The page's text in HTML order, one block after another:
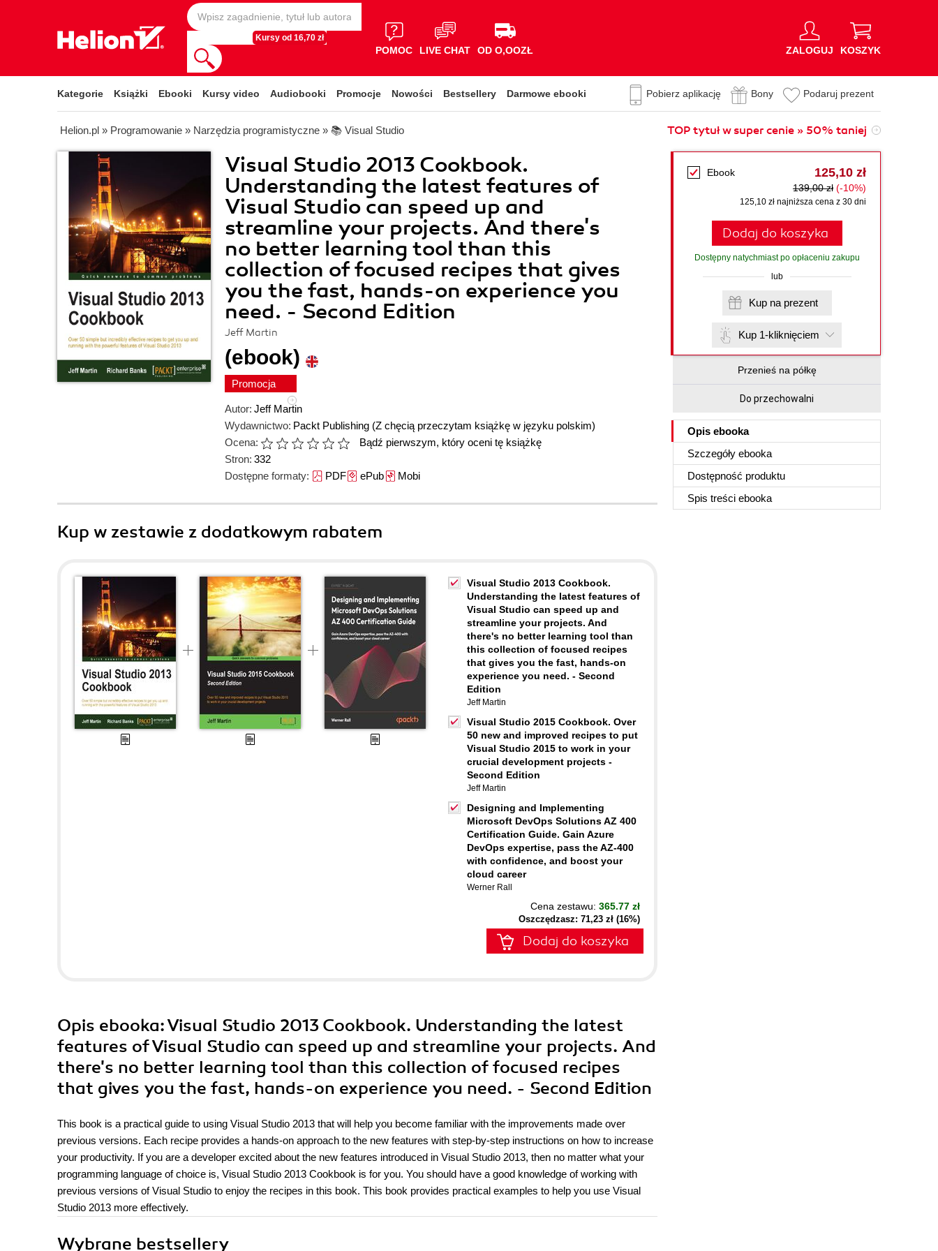
Kursy od 16,70 zł
POMOC LIVE CHAT OD O,OOZŁ ZALOGUJ KOSZYK
Kategorie Książki Ebooki Kursy video Audiobooki Promocje Nowości Bestsellery Darmowe ebooki Pobierz aplikację Bony Podaruj prezent
Helion.pl » Programowanie » Narzędzia programistyczne » 📚 Visual Studio TOP tytuł w super cenie » 50% taniej
Visual Studio 2013 Cookbook.
Understanding the latest features of
Visual Studio can speed up and
streamline your projects. And there's
no better learning tool than this
collection of focused recipes that gives
you the fast, hands-on experience you
need. - Second Edition
Jeff Martin
(ebook)
Promocja
Autor: Jeff Martin
Wydawnictwo: Packt Publishing (Z chęcią przeczytam książkę w języku polskim)
Ocena:
Bądź pierwszym, który oceni tę książkę
Stron: 332
Dostępne formaty: PDFePubMobi
Ebook 125,10 zł
139,00 zł (-10%)
125,10 zł najniższa cena z 30 dni
Dodaj do koszyka
Dostępny natychmiast po opłaceniu zakupu
lub
Kup na prezent
Kup 1-kliknięciem
Przenieś na półkę
Do przechowalni
Opis ebooka
Szczegóły ebooka
Dostępność produktu
Spis treści ebooka
Kup w zestawie z dodatkowym rabatem
Visual Studio 2013 Cookbook.
Understanding the latest features of
Visual Studio can speed up and
streamline your projects. And
there's no better learning tool than
this collection of focused recipes
that gives you the fast, hands-on
experience you need. - Second
Edition
Jeff Martin
Visual Studio 2015 Cookbook. Over
50 new and improved recipes to put
Visual Studio 2015 to work in your
crucial development projects -
Second Edition
Jeff Martin
Designing and Implementing
Microsoft DevOps Solutions AZ 400
Certification Guide. Gain Azure
DevOps expertise, pass the AZ-400
with confidence, and boost your
cloud career
Werner Rall
Cena zestawu: 365.77 zł
Oszczędzasz: 71,23 zł (16%)
Dodaj do koszyka
Opis ebooka: Visual Studio 2013 Cookbook. Understanding the latest
features of Visual Studio can speed up and streamline your projects. And
there's no better learning tool than this collection of focused recipes
that gives you the fast, hands-on experience you need. - Second Edition
This book is a practical guide to using Visual Studio 2013 that will help you become familiar with the improvements made over
previous versions. Each recipe provides a hands-on approach to the new features with step-by-step instructions on how to increase
your productivity. If you are a developer excited about the new features introduced in Visual Studio 2013, then no matter what your
programming language of choice is, Visual Studio 2013 Cookbook is for you. You should have a good knowledge of working with
previous versions of Visual Studio to enjoy the recipes in this book. This book provides practical examples to help you use Visual
Studio 2013 more effectively.
Wybrane bestsellery